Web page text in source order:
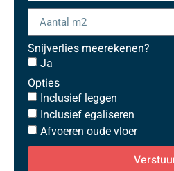
Snijverlies meerekenen?
Ja
Opties
Inclusief leggen
Inclusief egaliseren
Afvoeren oude vloer